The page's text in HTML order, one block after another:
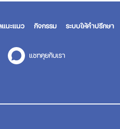
นะแนว กิจกรรม ระบบให้คำปรึกษา
แชทคุยกับเรา